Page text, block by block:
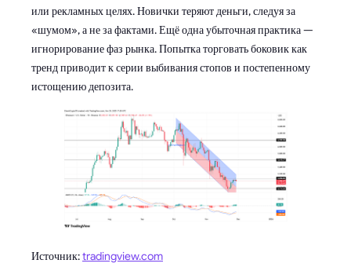
или рекламных целях. Новички теряют деньги, следуя за
«шумом», а не за фактами. Ещё одна убыточная практика —
игнорирование фаз рынка. Попытка торговать боковик как
тренд приводит к серии выбивания стопов и постепенному
истощению депозита.
Источник:tradingview.com